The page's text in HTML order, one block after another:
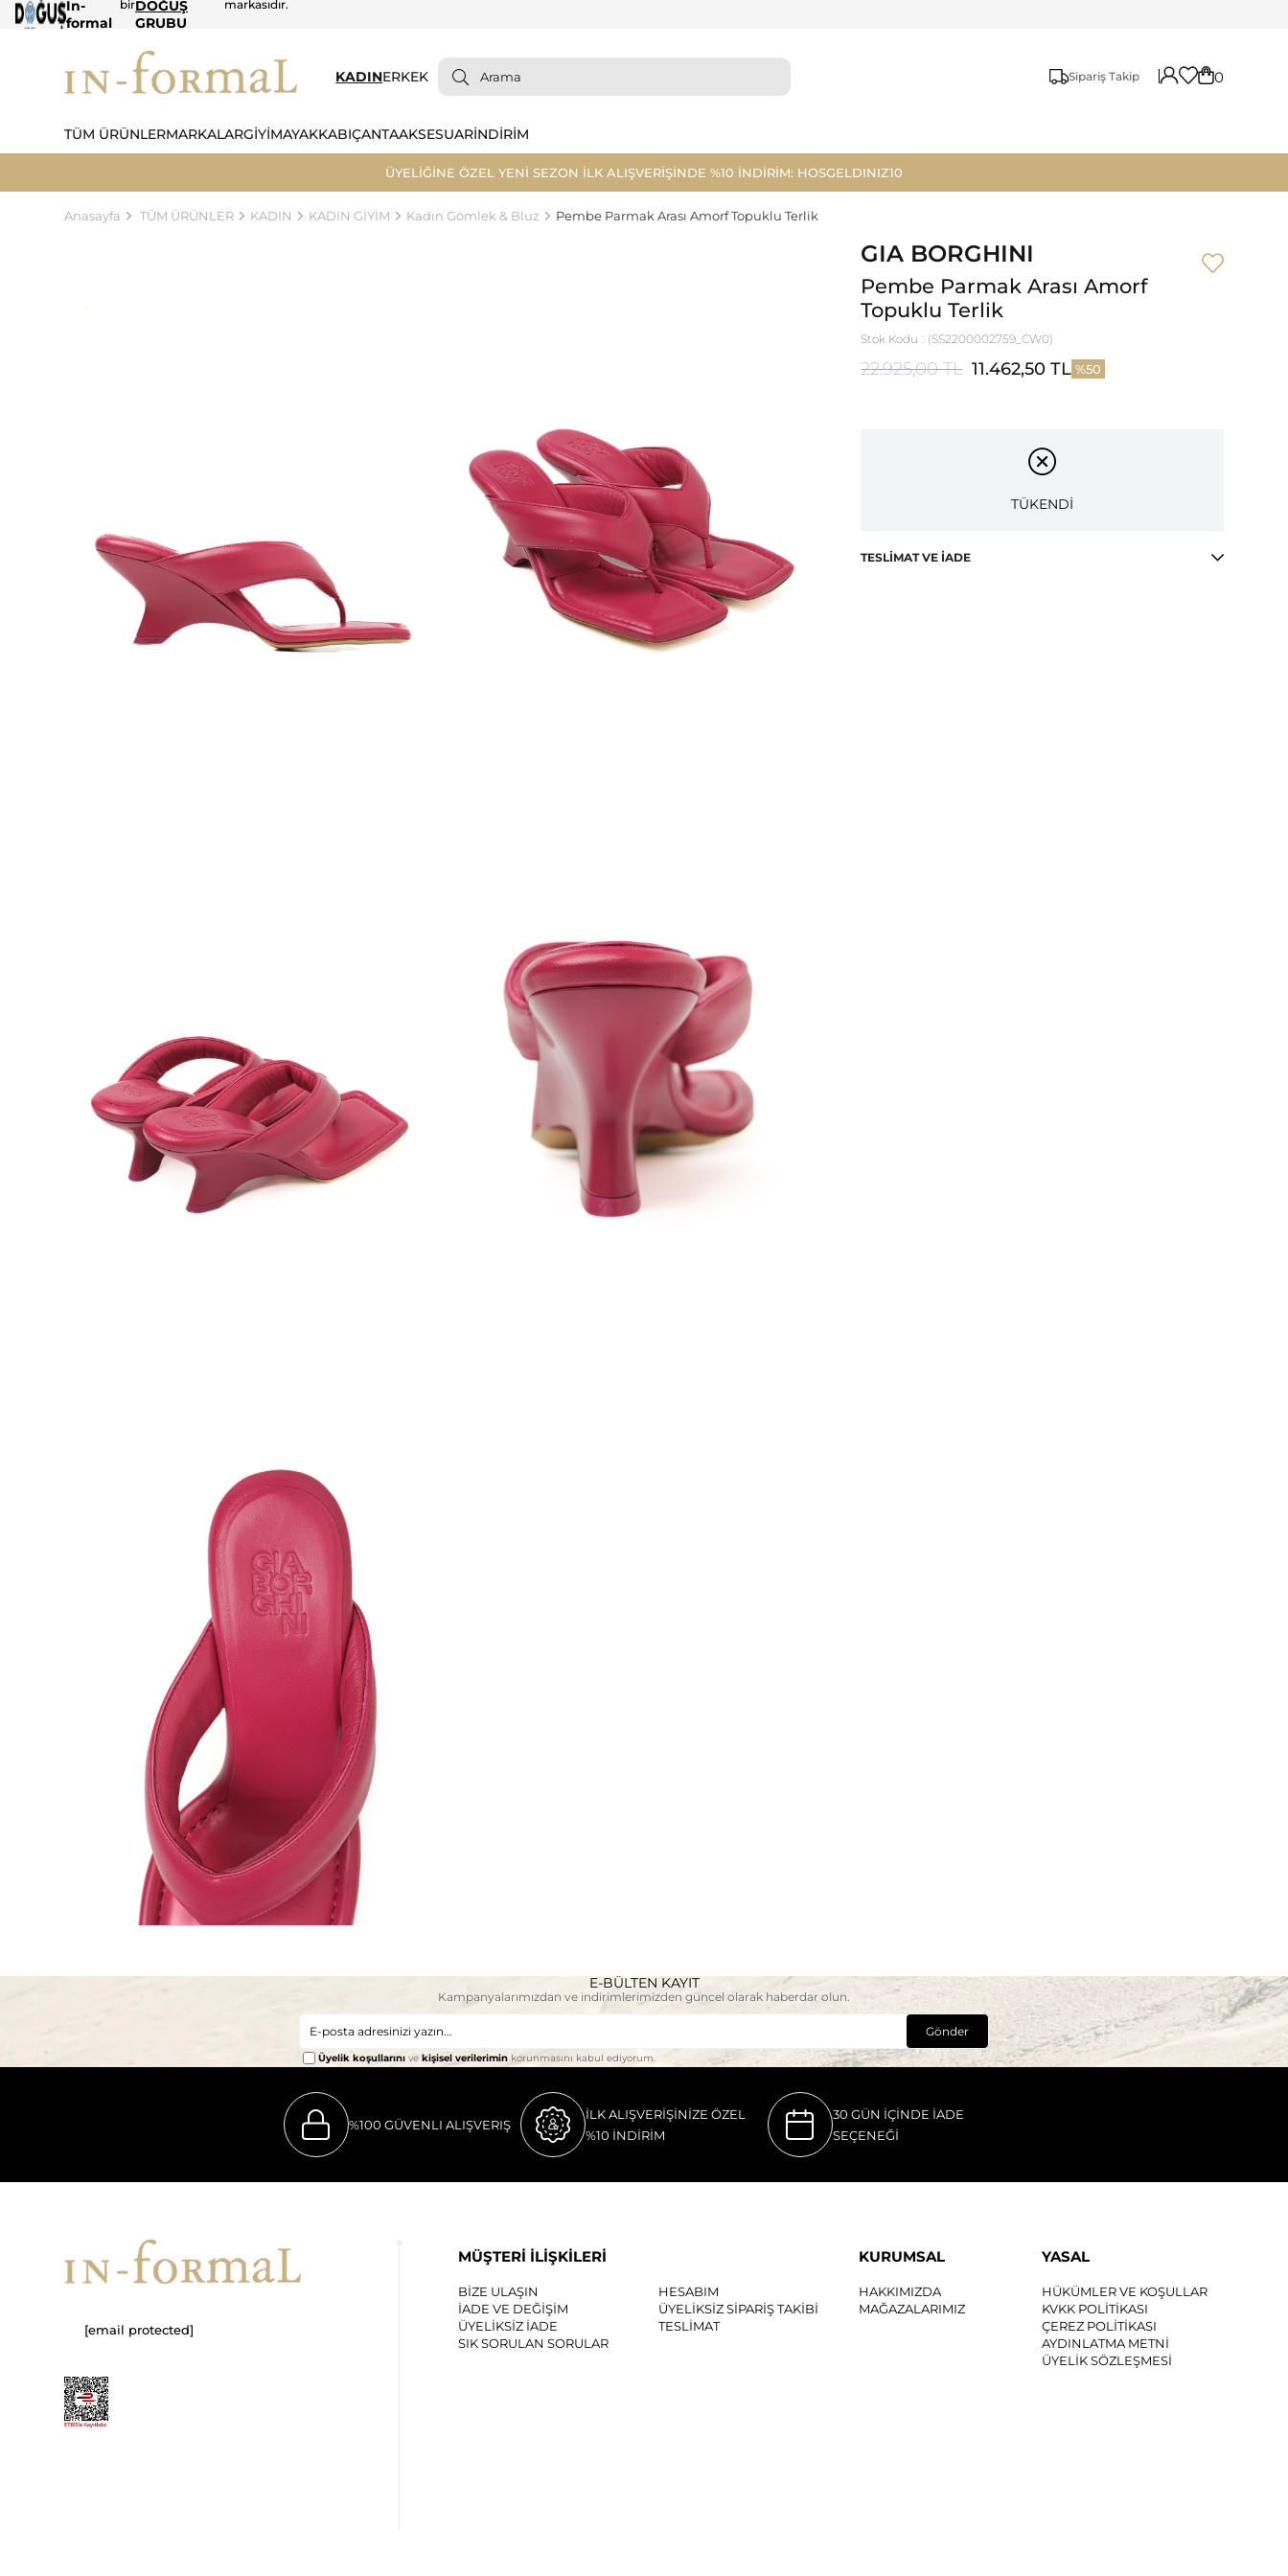
In-
formal
birDOĞUŞ
GRUBU
markasıdır.
KADINERKEK Sipariş Takip 0
TÜM ÜRÜNLERMARKALARGİYİMAYAKKABIÇANTAAKSESUARİNDİRİM
ÜYELİĞİNE ÖZEL YENİ SEZON İLK ALIŞVERİŞİNDE %10 İNDİRİM: HOSGELDINIZ10
Anasayfa TÜM ÜRÜNLER KADIN KADIN GİYİM Kadın Gömlek & Bluz Pembe Parmak Arası Amorf Topuklu Terlik
GIA BORGHINI
Pembe Parmak Arası Amorf
Topuklu Terlik
Stok Kodu (SS2200002759_CW0)
22.925,00 TL 11.462,50 TL 50
TÜKENDİ
TESLIMAT VE İADE
E-BÜLTEN KAYIT
Kampanyalarımızdan ve indirimlerimizden güncel olarak haberdar olun.
Gönder
Üyelik koşullarını ve kişisel verilerimin korunmasını kabul ediyorum.
%100 GÜVENLI ALIŞVERIŞ
İLK ALIŞVERİŞİNİZE ÖZEL
%10 İNDİRİM
30 GÜN İÇİNDE İADE
SEÇENEĞİ
[email protected]
MÜŞTERİ İLİŞKİLERİ
BİZE ULAŞIN
HESABIM
İADE VE DEĞİŞİM
ÜYELİKSİZ SİPARİŞ TAKİBİ
ÜYELİKSİZ İADE
TESLİMAT
SIK SORULAN SORULAR
KURUMSAL
HAKKIMIZDA
MAĞAZALARIMIZ
YASAL
HÜKÜMLER VE KOŞULLAR
KVKK POLİTİKASI
ÇEREZ POLİTİKASI
AYDINLATMA METNİ
ÜYELİK SÖZLEŞMESİ